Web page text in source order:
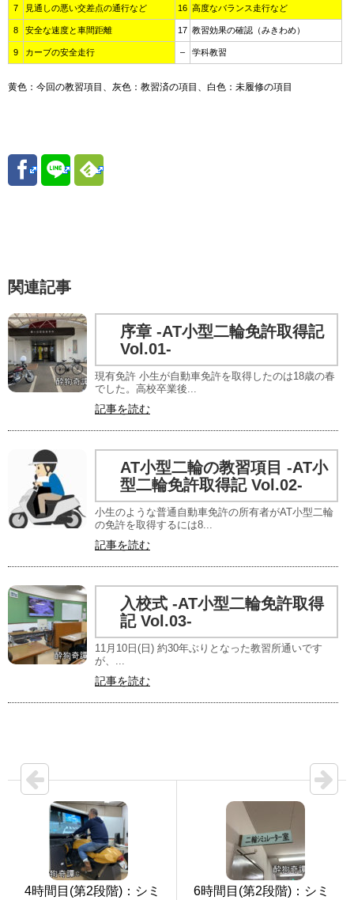
7 見通しの悪い交差点の通行など 16 高度なバランス走行など
8 安全な速度と車間距離 17 教習効果の確認（みきわめ）
9 カーブの安全走行 – 学科教習
黄色：今回の教習項目、灰色：教習済の項目、白色：未履修の項目
関連記事
序章 -AT小型二輪免許取得記
Vol.01-
現有免許 小生が自動車免許を取得したのは18歳の春
でした。高校卒業後...
記事を読む
AT小型二輪の教習項目 -AT小
型二輪免許取得記 Vol.02-
小生のような普通自動車免許の所有者がAT小型二輪
の免許を取得するには8...
記事を読む
入校式 -AT小型二輪免許取得
記 Vol.03-
11月10日(日) 約30年ぶりとなった教習所通いです
が、...
記事を読む
4時間目(第2段階)：シミ
6時間目(第2段階)：シミ